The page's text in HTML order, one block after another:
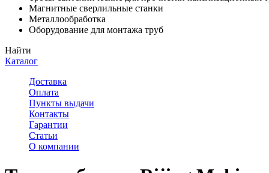
Магнитные сверлильные станки
Металлообработка
Оборудование для монтажа труб
Найти
Каталог
Доставка
Оплата
Пункты выдачи
Контакты
Гарантии
Статьи
О компании